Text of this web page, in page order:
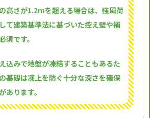
高さが1.2mを超える場合は、強風荷
て建築基準法に基づいた控え壁や補
須です。
込みで地盤が凍結することもあるた
基礎は凍上を防ぐ十分な深さを確保
あります。